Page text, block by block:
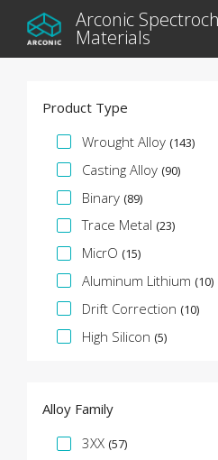
Arconic
Materials
Product Type
Specifikációs fazetta
Wrought Alloy (143)
Casting Alloy (90)
Binary (89)
Trace Metal (23)
MicrO (15)
Aluminum Lithium (10)
Drift Correction (10)
High Silicon (5)
Alloy Family
Specifikációs fazetta
3XX (57)